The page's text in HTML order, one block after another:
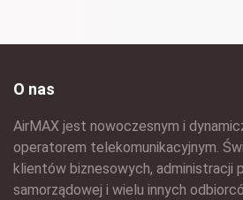
O nas
AirMAX jest nowoczesnym i
operatorem telekomunikacyjnym.
klientów biznesowych, administracji
samorządowej i wielu innych